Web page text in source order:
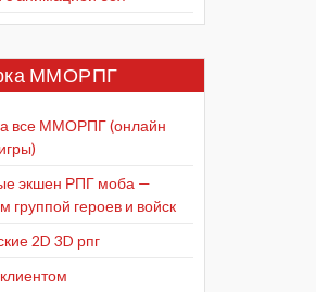
ММОРПГ
все ММОРПГ (онлайн
экшен РПГ моба —
группой героев и войск
2D 3D рпг